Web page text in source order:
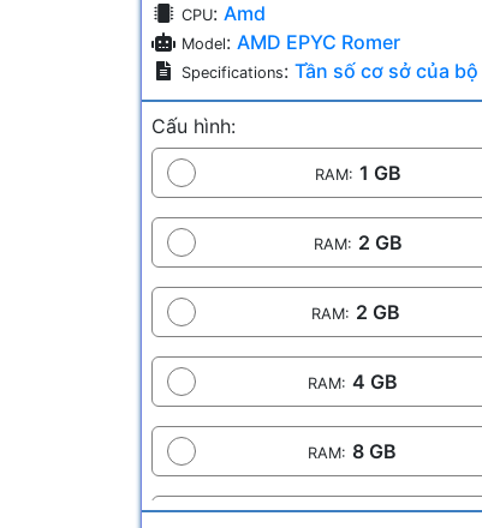
CPU: Amd
Model: AMD EPYC Romer
Specifications: Tần số cơ sở của
Cấu hình:
RAM: 1 GB
RAM: 2 GB
RAM: 2 GB
RAM: 4 GB
RAM: 8 GB